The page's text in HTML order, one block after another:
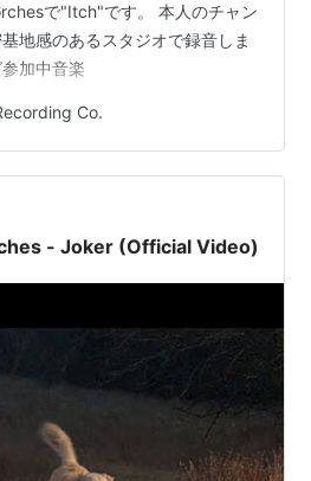
で"Itch"です。 本人のチャン
地感のあるスタジオで録音しま
加中音楽
Co.
- Joker (Official Video)